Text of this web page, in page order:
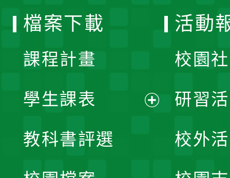
檔案下載
課程計畫
學生課表
教科書評選
活動
校園
研習
校外